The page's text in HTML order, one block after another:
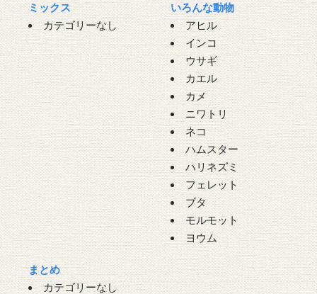
ミックス
カテゴリーなし
いろんな動物
アヒル
インコ
ウサギ
カエル
カメ
ニワトリ
ネコ
ハムスター
ハリネズミ
フェレット
ブタ
モルモット
ヨウム
まとめ
カテゴリーなし